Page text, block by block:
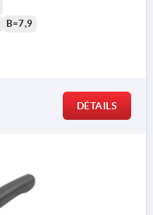
B=7,9
DÉTAILS